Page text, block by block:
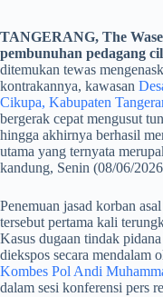
TANGERANG, The
pembunuhan pedagang
ditemukan tewas
kontrakannya, kawasan
Cikupa, Kabupaten
bergerak cepat mengusut
hingga akhirnya berhasil
utama yang ternyata
kandung, Senin (08/06/
​Penemuan jasad korban
tersebut pertama kali
Kasus dugaan tindak
diekspos secara mendalam
Kombes Pol Andi
dalam sesi konferensi pers